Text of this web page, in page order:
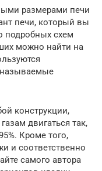
размерами печи
печи, который вы
подробных схем
можно найти на
называемые
конструкции,
двигаться так,
Кроме того,
и соответственно
самого автора